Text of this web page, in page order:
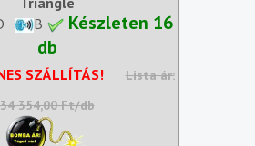
B
Készleten 16
db
SZÁLLÍTÁS!
Lista ár:
34 354,00 Ft/db